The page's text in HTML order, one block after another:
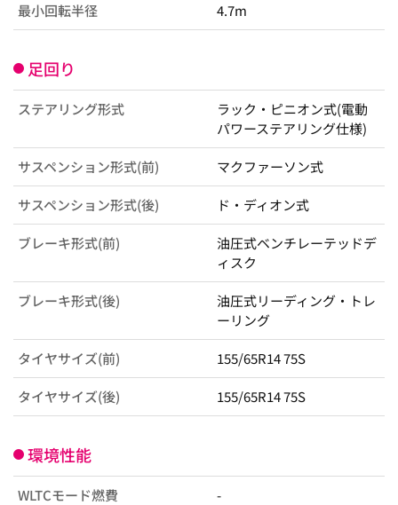
最小回転半径 4.7m
足回り
ステアリング形式
ラック・ピニオン式(電動
パワーステアリング仕様)
サスペンション形式(前) マクファーソン式
サスペンション形式(後) ド・ディオン式
ブレーキ形式(前)
油圧式ベンチレーテッドデ
ィスク
ブレーキ形式(後)
油圧式リーディング・トレ
ーリング
タイヤサイズ(前) 155/65R14 75S
タイヤサイズ(後) 155/65R14 75S
環境性能
WLTCモード燃費 -